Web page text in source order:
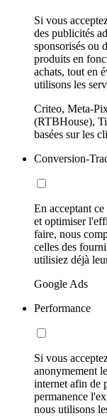
Si vous
des publicités
sponsorisés ou
produits en
achats, tout en
utilisons les
Criteo, Meta-
(RTBHouse),
basées sur les
Conversion-
En acceptant
et optimiser
faire, nous
celles des
utilisiez déjà
Google Ads
Performance
Si vous
anonymement
internet afin de
permanence
nous utilisons